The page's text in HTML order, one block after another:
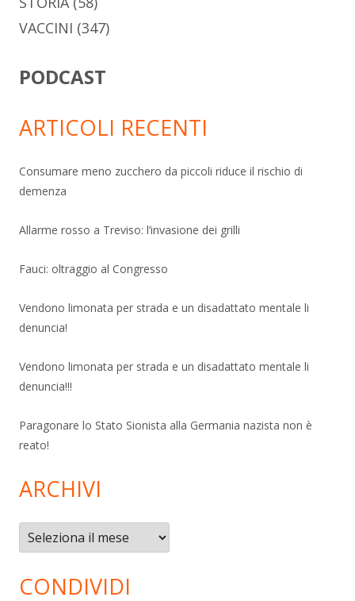
VACCINI (347)
PODCAST
ARTICOLI RECENTI
Consumare meno zucchero da piccoli riduce il rischio di
demenza
Allarme rosso a Treviso: l’invasione dei grilli
Fauci: oltraggio al Congresso
Vendono limonata per strada e un disadattato mentale li
denuncia!
Vendono limonata per strada e un disadattato mentale li
denuncia!!!
Paragonare lo Stato Sionista alla Germania nazista non è
reato!
ARCHIVI
Archivi
CONDIVIDI